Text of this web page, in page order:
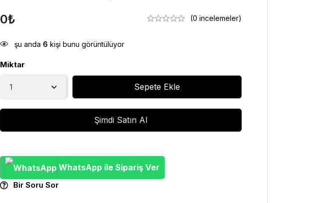
0₺ (0 incelemeler)
şu anda 6 kişi bunu görüntülüyor
Miktar
Sepete Ekle
Şimdi Satın Al
WhatsApp ile Sipariş Ver
Bir Soru Sor